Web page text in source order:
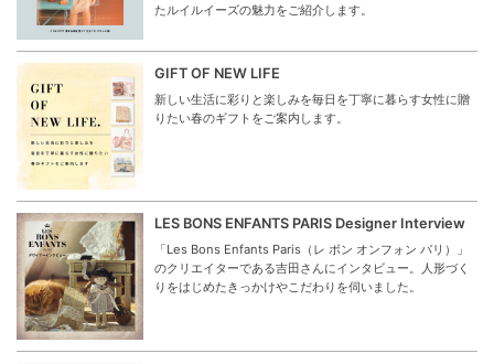
たルイルイーズの魅力をご紹介します。
GIFT OF NEW LIFE
新しい生活に彩りと楽しみを毎日を丁寧に暮らす女性に贈
りたい春のギフトをご案内します。
LES BONS ENFANTS PARIS Designer Interview
「Les Bons Enfants Paris（レ ボン オンフォン パリ）」
のクリエイターである吉田さんにインタビュー。人形づく
りをはじめたきっかけやこだわりを伺いました。